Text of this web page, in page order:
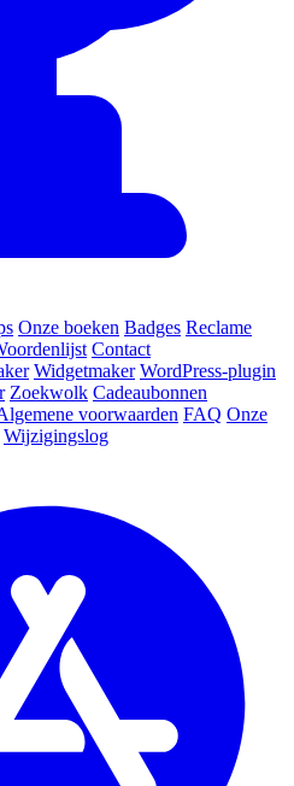
Onze boeken Badges Reclame
Contact
Widgetmaker WordPress-plugin
Zoekwolk Cadeaubonnen
voorwaarden FAQ Onze
Wijzigingslog